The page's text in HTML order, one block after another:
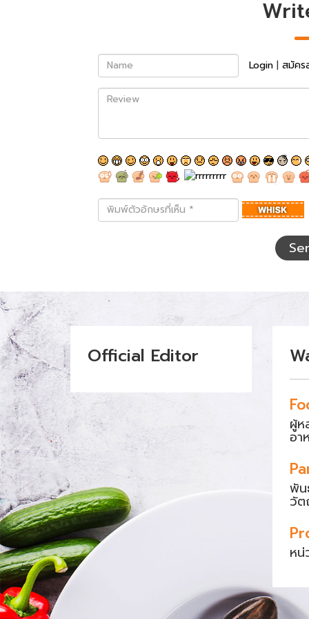
Name Login | สมัคร
Review
พิมพ์
ตัว
Official Editor
ผู้ห
อา
พัน
วัต
หน่